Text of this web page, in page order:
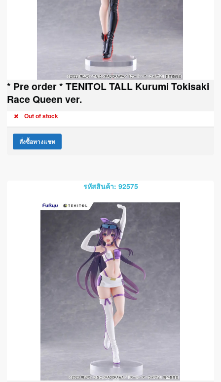
* Pre order * TENITOL TALL Kurumi Tokisaki
Race Queen ver.
Out of stock
สั่งซื้อทางแชท
รหัสสินค้า: 92575